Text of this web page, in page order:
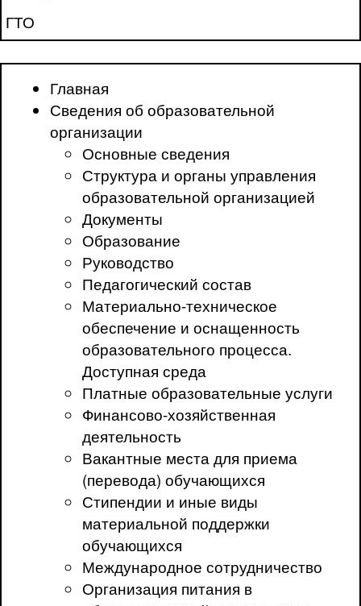
ГТО
Главная
Сведения об образовательной
организации
Основные сведения
Структура и органы управления
образовательной организацией
Документы
Образование
Руководство
Педагогический состав
Материально-техническое
обеспечение и оснащенность
образовательного процесса.
Доступная среда
Платные образовательные услуги
Финансово-хозяйственная
деятельность
Вакантные места для приема
(перевода) обучающихся
Стипендии и иные виды
материальной поддержки
обучающихся
Международное сотрудничество
Организация питания в